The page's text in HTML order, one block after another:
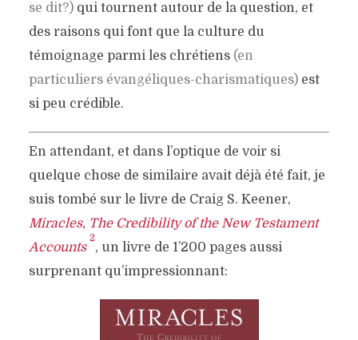
se dit?)qui tournent autour de la question, et
des raisons qui font que la culture du
témoignage parmi les chrétiens (en
particuliers évangéliques-charismatiques)est
si peu crédible.
En attendant, et dans l’optique de voir si
quelque chose de similaire avait déjà été fait, je
suis tombé sur le livre de Craig S. Keener,
Miracles, The Credibility of the New Testament
Accounts
2
, un livre de 1’200 pages aussi
surprenant qu’impressionnant: